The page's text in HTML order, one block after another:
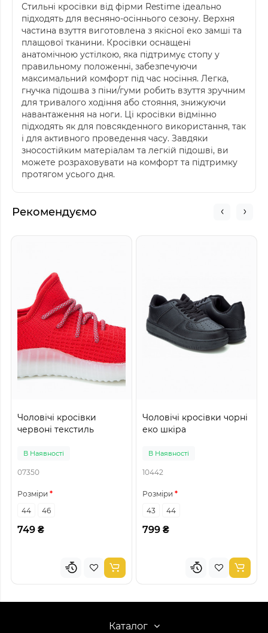
Стильні кросівки від фірми Restime ідеально
підходять для весняно-осіннього сезону. Верхня
частина взуття виготовлена з якісної еко замші та
плащової тканини. Кросівки оснащені
анатомічною устілкою, яка підтримує стопу у
правильному положенні, забезпечуючи
максимальний комфорт під час носіння. Легка,
гнучка підошва з піни/гуми робить взуття зручним
для тривалого ходіння або стояння, знижуючи
навантаження на ноги. Ці кросівки відмінно
підходять як для повсякденного використання, так
і для активного проведення часу. Завдяки
зносостійким матеріалам та легкій підошві, ви
можете розраховувати на комфорт та підтримку
протягом усього дня.
Рекомендуємо
Чоловічі кросівки
червоні текстиль
В Наявності
07350
Розміри
44
46
749 ₴
Чоловічі кросівки чорні
еко шкіра
В Наявності
10442
Розміри
43
44
799 ₴
Каталог